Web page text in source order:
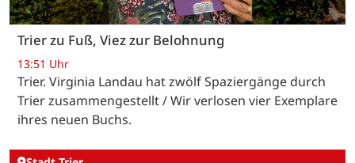
Trier zu Fuß, Viez zur Belohnung
13:51 Uhr
Trier. Virginia Landau hat zwölf Spaziergänge durch
Trier zusammengestellt / Wir verlosen vier Exemplare
ihres neuen Buchs.